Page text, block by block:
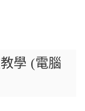
學 (電腦